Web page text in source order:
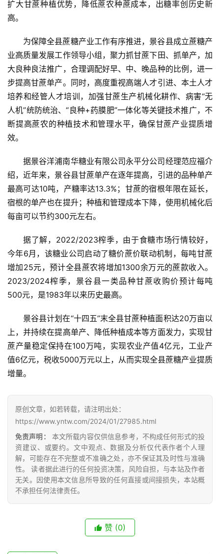
页
云
公
众
号
报
价
题
地
区
频
道
扩大甘蔗种植优势，降低蔗农种蔗成本，出糖率创历史新
高。
为保障全县蔗糖产业工作有序推进，景谷县成立蔗糖产
业高质量发展工作领导小组，聚力抓甘蔗下田、抓单产，加
大良种良法推广，合理调配好早、中、晚品种的比例，进一
步提高甘蔗单产。同时，高度重视高端人才引进、本土人才
培养和经管人才培训，加强甘蔗生产机械化耕作、病害“无
人机”统防统治、“良种+药膜肥”一体化等关键技术推广，不
断提高蔗农的种植技术和管理水平，确保甘蔗产业提质增
效。
据景谷洋浦南华糖业有限公司永平分公司经理范应福介
绍，近年来，景谷县甘蔗单产在逐年提高，引进的品种单产
最高可达10吨，产糖率达13.3%；甘蔗的宿根年限在延长，
宿根的单产也在提升；种植和管理成本下降，使用机械化后
每亩可以节约300元左右。
据了解，2022/2023榨季，由于食糖市场行情较好，
今年6月，该糖业公司启动了糖价蔗价联动机制，每吨甘蔗
增加25元，预计全县蔗农将增加1300余万元的蔗款收入。
2023/2024榨季，景谷县一类品种甘蔗收购价预计每吨
500元，是1983年以来历史最高。
景谷县计划在“十四五”末全县甘蔗种植面积达20万亩以
上，并持续在提高单产、降低种植成本等方面发力，实现甘
蔗产量稳定保持在100万吨，实现农业产值4亿元，工业产
值6亿元，税收5000万元以上，从而实现全县蔗糖产业提质
增量。
原创文章，如若转载，请注明出处：
https://www.yntw.com/2024/01/27985.html
免责声明：
本文所载内容仅供信息参考，不构成任何形式的投
资建议、或要约。文中观点、数据及分析仅代表作者个人理
解，可能存在不完整或不准确之处，亦不保证其及时性与准确
性。 读者据此进行的任何投资决策，风险自担，与本站及作者
无关。因使用本文信息所导致的任何直接或间接损失，本站概
不承担任何法律责任。
赞 (0)